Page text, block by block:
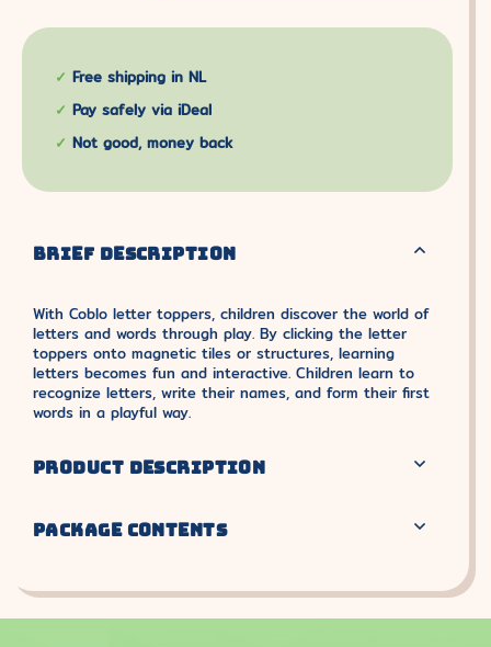
Free shipping in NL
Pay safely via iDeal
Not good, money back
BRIEF DESCRIPTION
With Coblo letter toppers, children discover the world of
letters and words through play. By clicking the letter
toppers onto magnetic tiles or structures, learning
letters becomes fun and interactive. Children learn to
recognize letters, write their names, and form their first
words in a playful way.
PRODUCT DESCRIPTION
PACKAGE CONTENTS